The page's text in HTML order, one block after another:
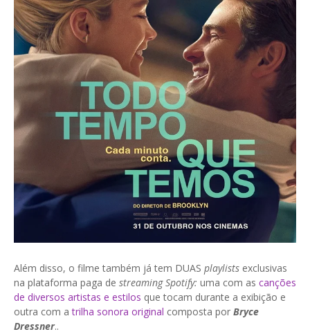
Além disso, o filme também já tem DUAS playlists exclusivas
na plataforma paga de streaming Spotify: uma com as canções
de diversos artistas e estilos que tocam durante a exibição e
outra com atrilha sonora original composta por Bryce
Dressner..